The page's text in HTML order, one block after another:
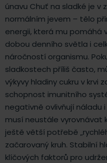
únavu Chuť na sladké je v
normálním jevem – tělo
energii, která mu pomáhá
dobou denního světla i
náročností organismu.
sladkostech příliš často,
výkyvy hladiny cukru v krvi
schopnost imunitního
negativně ovlivňují náladu
musí neustále vyrovnávat
ještě větší potřebě
začarovaný kruh. Stabilní
klíčových faktorů pro